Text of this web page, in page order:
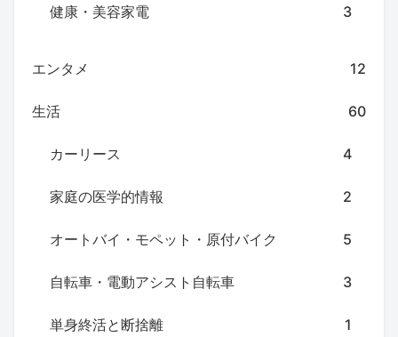
健康・美容家電 3
エンタメ 12
生活 60
カーリース 4
家庭の医学的情報 2
オートバイ・モペット・原付バイク 5
自転車・電動アシスト自転車 3
単身終活と断捨離 1